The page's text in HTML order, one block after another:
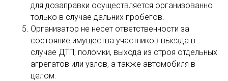
для дозаправки осуществляется организованно
только в случае дальних пробегов.
Организатор не несет ответственности за
состояние имущества участников выезда в
случае ДТП, поломки, выхода из строя отдельных
агрегатов или узлов, а также автомобиля в
целом.